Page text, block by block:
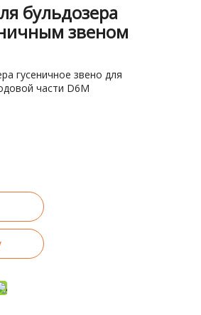
бульдозера
звеном
гусеничное звено для
части D6M